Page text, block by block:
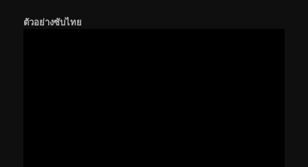
ตัวอย่างซับไทย